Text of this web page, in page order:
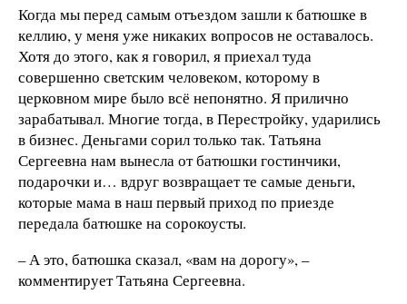
Когда мы перед самым отъездом зашли к батюшке в
келлию, у меня уже никаких вопросов не оставалось.
Хотя до этого, как я говорил, я приехал туда
совершенно светским человеком, которому в
церковном мире было всё непонятно. Я прилично
зарабатывал. Многие тогда, в Перестройку, ударились
в бизнес. Деньгами сорил только так. Татьяна
Сергеевна нам вынесла от батюшки гостинчики,
подарочки и… вдруг возвращает те самые деньги,
которые мама в наш первый приход по приезде
передала батюшке на сорокоусты.
– А это, батюшка сказал, «вам на дорогу», –
комментирует Татьяна Сергеевна.